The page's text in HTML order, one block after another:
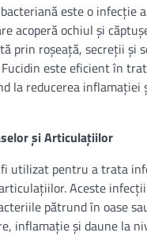
este o infecție
acoperă ochiul și
prin roșeață, secreții și
este eficient în
la reducerea inflamației
și Articulațiilor
utilizat pentru a trata
Aceste
pătrund în oase
inflamație și daune la